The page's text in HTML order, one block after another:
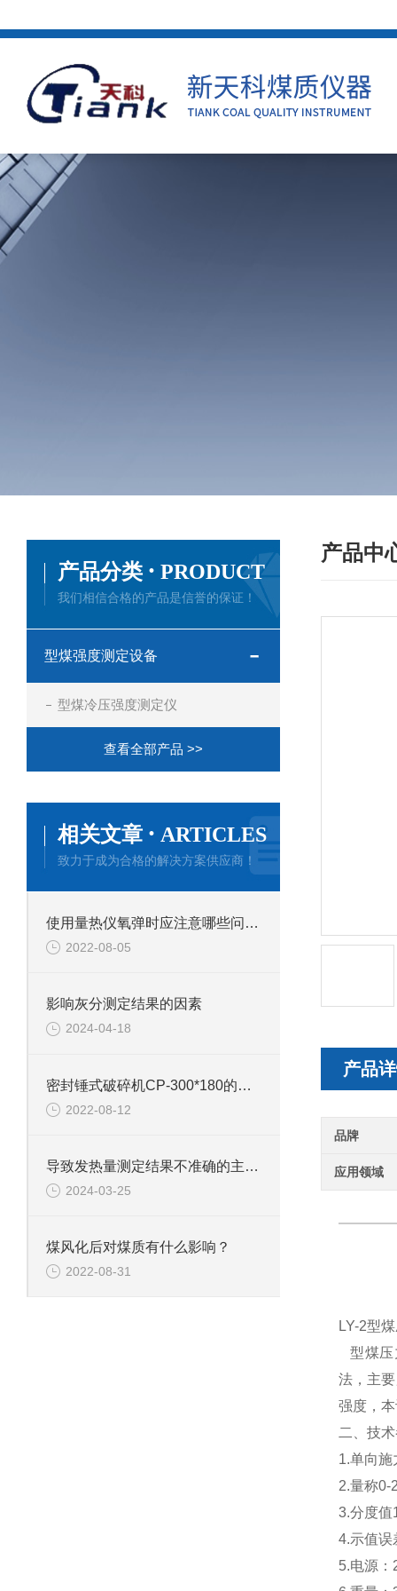
产品中
产品
品牌
应用领域
LY-2型
型煤压
法，主
强度，
二、技
1.单向施
2.量称0-
3.分度值
4.示值
5.电源：
产品分类 · PRODUCT
我们相信合格的产品是信誉的保证！
型煤强度测定设备
型煤冷压强度测定仪
查看全部产品 >>
相关文章 · ARTICLES
致力于成为合格的解决方案供应商！
使用量热仪氧弹时应注意哪些问题？
2022-08-05
影响灰分测定结果的因素
2024-04-18
密封锤式破碎机CP-300*180的技术参数
2022-08-12
导致发热量测定结果不准确的主要原因有哪些？
2024-03-25
煤风化后对煤质有什么影响？
2022-08-31